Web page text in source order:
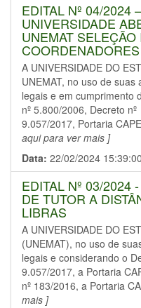
EDITAL Nº 04/2024
UNIVERSIDADE
UNEMAT
A UNIVERSIDADE DO
UNEMAT, no uso de suas
legais e em cumprimento
nº 5.800/2006, Decreto nº
9.057/2017, Portaria
aqui para ver mais ]
Data: 22/02/2024
EDITAL Nº 03/2024
DE TUTOR A
LIBRAS
A UNIVERSIDADE DO
(UNEMAT), no uso de
legais e considerando o
9.057/2017, a Portaria
nº 183/2016, a Portaria
mais ]